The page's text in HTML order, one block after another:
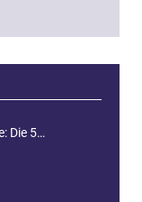
Die 5…